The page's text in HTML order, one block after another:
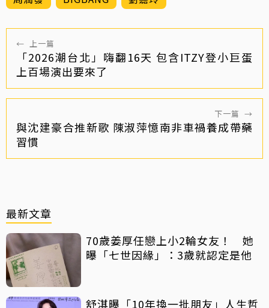
← 上一篇
「2026潮台北」嗨翻16天 包含ITZY登小巨蛋
上百場演出要來了
下一篇 →
與沈建豪合推新歌 陳淑萍憶南非車禍養成帶藥
習慣
最新文章
70歲姜厚任戀上小2輪女友！ 她
曝「七世因緣」：3歲就認定是他
舒淇曝「10年換一批朋友」人生哲